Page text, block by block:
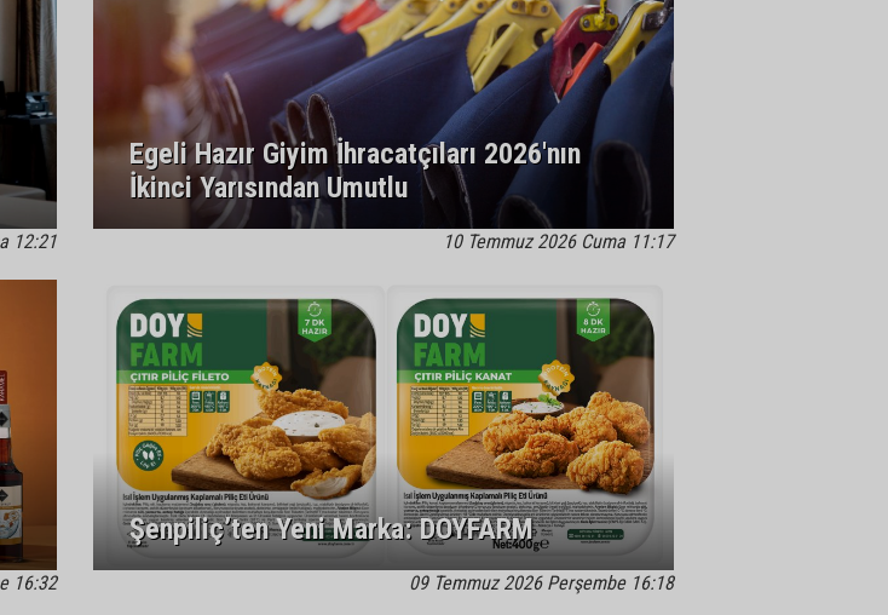
12:21
Egeli Hazır Giyim İhracatçıları 2026'nın
İkinci Yarısından Umutlu
10 Temmuz 2026 Cuma 11:17
16:32
Şenpiliç’ten Yeni Marka: DOYFARM
09 Temmuz 2026 Perşembe 16:18